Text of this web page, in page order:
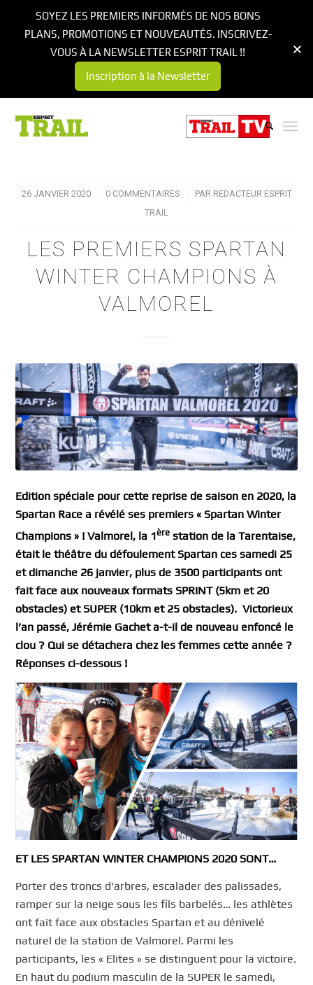
26 JANVIER 2020
/ 0 COMMENTAIRES
/ PAR REDACTEUR ESPRIT
TRAIL
LES PREMIERS SPARTAN
WINTER CHAMPIONS À
VALMOREL
Edition spéciale pour cette reprise de saison en 2020, la
Spartan Race a révélé ses premiers « Spartan Winter
Champions » ! Valmorel, la 1ère station de la Tarentaise,
était le théâtre du défoulement Spartan ces samedi 25
et dimanche 26 janvier, plus de 3500 participants ont
fait face aux nouveaux formats SPRINT (5km et 20
obstacles) et SUPER (10km et 25 obstacles). Victorieux
l’an passé, Jérémie Gachet a-t-il de nouveau enfoncé le
clou ? Qui se détachera chez les femmes cette année ?
Réponses ci-dessous !
ET LES SPARTAN WINTER CHAMPIONS 2020 SONT…
Porter des troncs d’arbres, escalader des palissades,
ramper sur la neige sous les fils barbelés… les athlètes
ont fait face aux obstacles Spartan et au dénivelé
naturel de la station de Valmorel. Parmi les
participants, les « Elites » se distinguent pour la victoire.
En haut du podium masculin de la SUPER le samedi,
SOYEZ LES PREMIERS INFORMÉS DE NOS BONS
PLANS, PROMOTIONS ET NOUVEAUTÉS. INSCRIVEZ-
VOUS À LA NEWSLETTER ESPRIT TRAIL !!
Inscription à la Newsletter